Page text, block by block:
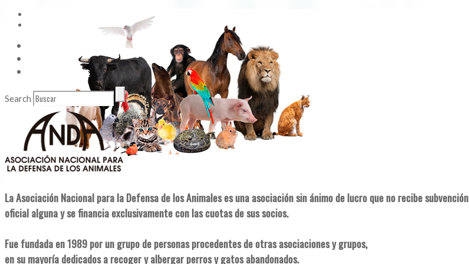
Enlaces de Interés
Search
La Asociación Nacional para la Defensa de los Animales es una asociación sin ánimo de lucro que no recibe subvención
oficial alguna y se financia exclusivamente con las cuotas de sus socios.
Fue fundada en 1989 por un grupo de personas procedentes de otras asociaciones y grupos,
en su mayoría dedicados a recoger y albergar perros y gatos abandonados.